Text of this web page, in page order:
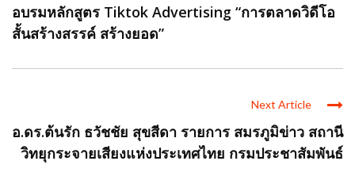
อบรมหลักสูตร Tiktok Advertising “การตลาดวิดีโอ
สั้นสร้างสรรค์ สร้างยอด”
Next Article
อ.ดร.ต้นรัก ธวัชชัย สุขสีดา รายการ สมรภูมิข่าว สถานี
วิทยุกระจายเสียงแห่งประเทศไทย กรมประชาสัมพันธ์